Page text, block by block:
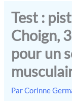
Test :
Choign,
pour un
ParCorinne